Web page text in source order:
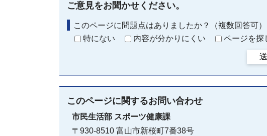
ご意見をお聞かせください。
このページに問題点はありましたか？（複数回答可）
特にない
内容が分かりにくい ページを探
このページに関するお問い合わせ
市民生活部 スポーツ健康課
〒930-8510 富山市新桜町7番38号